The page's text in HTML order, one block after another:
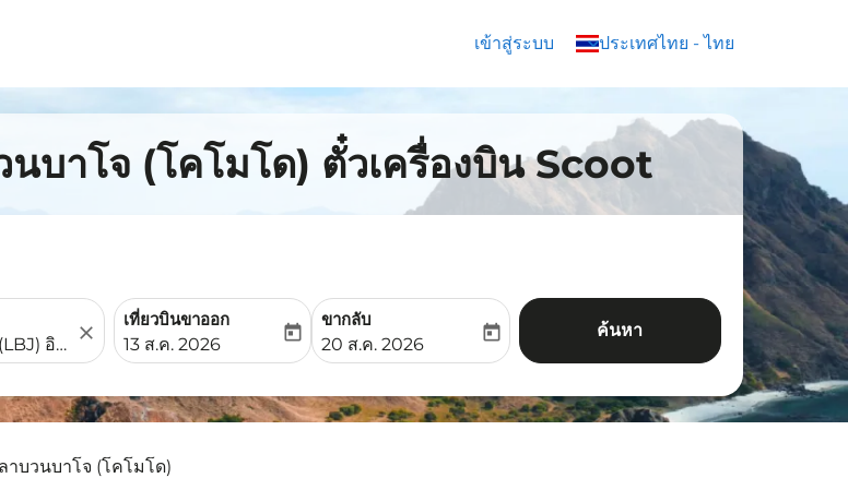
เข้าสู่ระบบ ประเทศไทย - ไทย
keyboard_arrow_down
นบาโจ (โคโมโด) ตั๋วเครื่องบิน Scoot
close
เที่ยวบินขาออก
fc-booking-departure-date-aria-label
13 ส.ค. 2026
today
ขากลับ
fc-booking-return-date-aria-label
20 ส.ค. 2026
today ค้นหา
าบวนบาโจ (โคโมโด)